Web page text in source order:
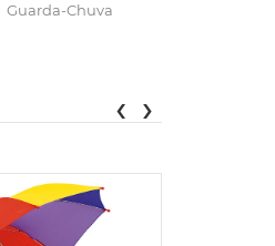
Guarda-Chuva
‹ ›